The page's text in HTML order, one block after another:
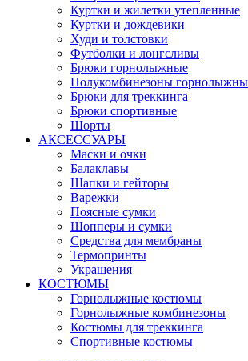
Куртки и жилетки утепленные
Куртки и дождевики
Худи и толстовки
Футболки и лонгсливы
Брюки горнолыжные
Полукомбинезоны
Брюки для треккинга
Брюки спортивные
Шорты
АКСЕССУАРЫ
Маски и очки
Балаклавы
Шапки и гейторы
Варежки
Поясные сумки
Шопперы и сумки
Средства для мембраны
Термопринты
Украшения
КОСТЮМЫ
Горнолыжные костюмы
Горнолыжные комбинезоны
Костюмы для треккинга
Спортивные костюмы